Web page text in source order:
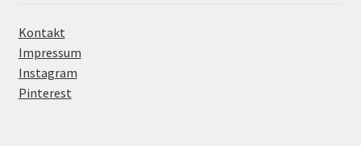
Kontakt
Impressum
Instagram
Pinterest